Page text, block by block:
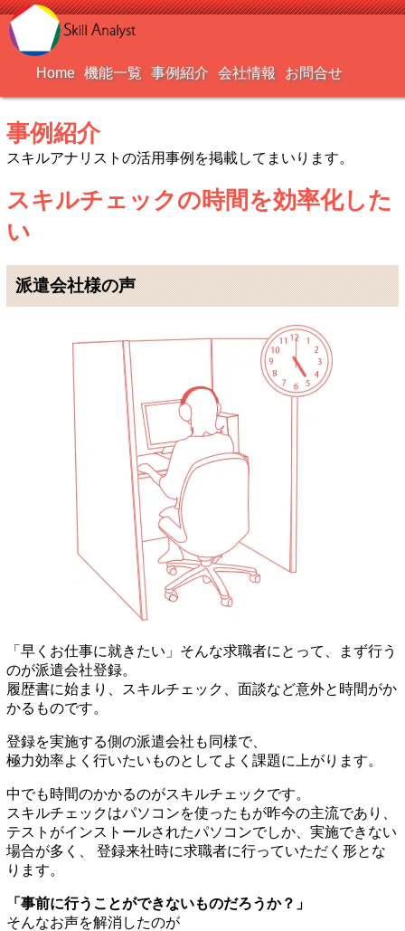
Home 機能一覧 事例紹介 会社情報 お問合せ
事例紹介
スキルアナリストの活用事例を掲載してまいります。
スキルチェックの時間を効率化した
い
派遣会社様の声
「早くお仕事に就きたい」そんな求職者にとって、まず行う
のが派遣会社登録。
履歴書に始まり、スキルチェック、面談など意外と時間がか
かるものです。
登録を実施する側の派遣会社も同様で、
極力効率よく行いたいものとしてよく課題に上がります。
中でも時間のかかるのがスキルチェックです。
スキルチェックはパソコンを使ったもが昨今の主流であり、
テストがインストールされたパソコンでしか、実施できない
場合が多く、 登録来社時に求職者に行っていただく形とな
ります。
「事前に行うことができないものだろうか？」
そんなお声を解消したのが